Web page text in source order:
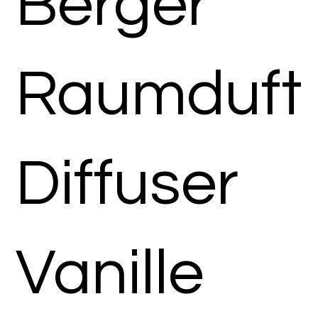
Raumduft
Diffuser
Vanille